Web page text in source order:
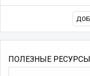
ПОЛЕЗНЫЕ РЕСУРСЫ